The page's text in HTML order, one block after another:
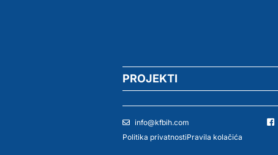
PROJEKTI
info@kfbih.com
Politika privatnostiPravila kolačića